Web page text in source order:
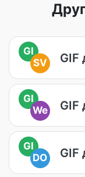
GI
SV
GIF
GI
We
GIF
GI
DO
GIF